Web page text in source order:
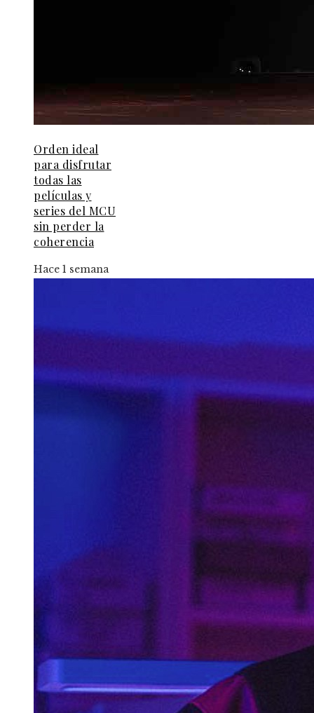
Orden ideal
para disfrutar
todas las
películas y
series del MCU
sin perder la
coherencia
Hace 1 semana